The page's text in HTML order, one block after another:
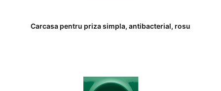
Carcasa pentru priza simpla, antibacterial, rosu